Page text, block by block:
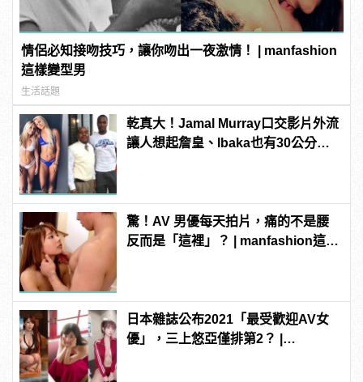
情侶必知接吻技巧，讓你吻出一夜激情！ | manfashion
這樣變型男
生活話題
乾真大！Jamal Murray口交影片外流
讓人想起詹皇、Ibaka也有30公分驚
驚！AV 男優每天拍片，痛的不是腰
反而是「這裡」？ | manfashion這樣
日本雜誌公布2021「最受歡迎AV女
優」，三上悠亞僅排第2？ |